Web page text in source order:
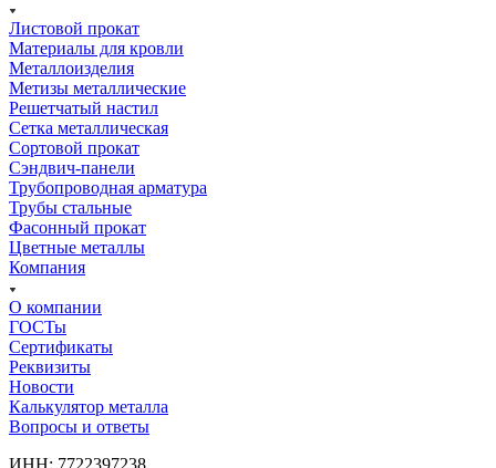
Листовой прокат
Материалы для кровли
Металлоизделия
Метизы металлические
Решетчатый настил
Сетка металлическая
Сортовой прокат
Сэндвич-панели
Трубопроводная арматура
Трубы стальные
Фасонный прокат
Цветные металлы
Компания
О компании
ГОСТы
Сертификаты
Реквизиты
Новости
Калькулятор металла
Вопросы и ответы